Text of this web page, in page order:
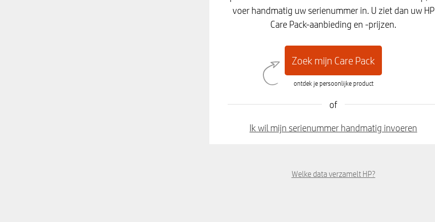
voer handmatig uw serienummer in. U ziet dan uw HP
Care Pack-aanbieding en -prijzen.
Zoek mijn Care Pack
ontdek je persoonlijke product
of
Ik wil mijn serienummer handmatig invoeren
Welke data verzamelt HP?